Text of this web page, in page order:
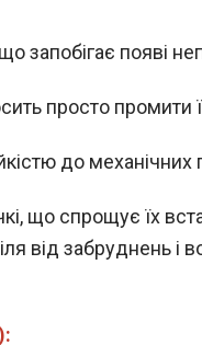
запобігає появі
просто промити
до
що спрощує їх
від забруднень і